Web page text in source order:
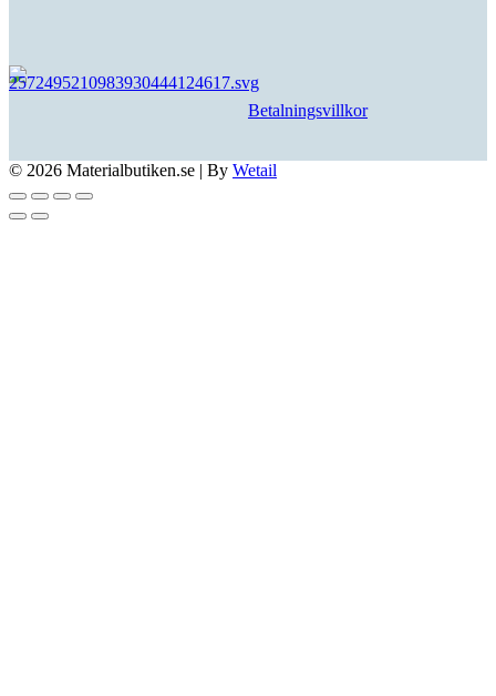
Betalningsvillkor
© 2026 Materialbutiken.se | By Wetail